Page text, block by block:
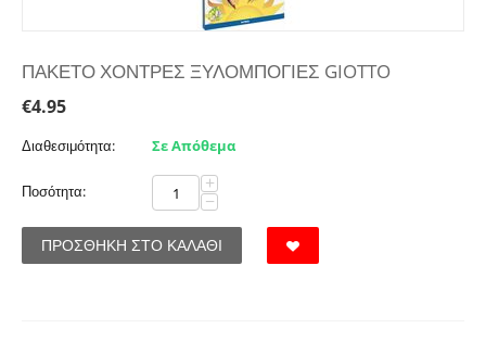
ΠΑΚΕΤΟ ΧΟΝΤΡΕΣ ΞΥΛΟΜΠΟΓΙΕΣ GIOTTO
€4.95
Διαθεσιμότητα: Σε Απόθεμα
Ποσότητα: +
−
ΠΡΟΣΘΉΚΗ ΣΤΟ ΚΑΛΆΘΙ